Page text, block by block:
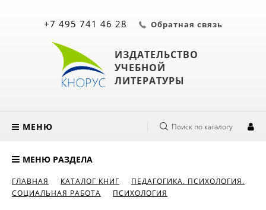
ИЗДАТЕЛЬСТВО
УЧЕБНОЙ
ЛИТЕРАТУРЫ
+7 495 741 46 28 Обратная связь
МЕНЮ Поиск по каталогу
МЕНЮ РАЗДЕЛА
ГЛАВНАЯ КАТАЛОГ КНИГ
ПЕДАГОГИКА. ПСИХОЛОГИЯ.
СОЦИАЛЬНАЯ РАБОТА
ПСИХОЛОГИЯ